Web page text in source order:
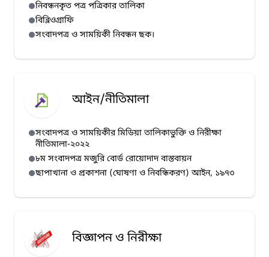
নিবন্ধনকৃত পত্র পত্রিকার তালিকা
বিব্লিওগ্রাফি
সংবাদপত্র ও সাময়িকী নিবন্ধন ছক।
আইন/নীতিমালা
সংবাদপত্র ও সাময়িকীর মিডিয়া তালিকাভুক্তি ও নিরীক্ষা
নীতিমালা-২০২২
৮ম সংবাদপত্র মজুরি বোর্ড রোয়োদাদ বাস্তবায়ন
ছাপাখানা ও প্রকাশনা (ঘোষণা ও নিবন্ধিকরণ) আইন, ১৯৭৩
বিজ্ঞাপন ও নিরীক্ষা